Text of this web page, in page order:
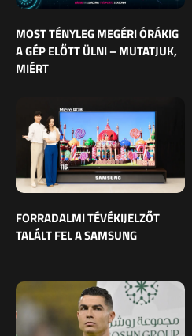
MOST TÉNYLEG MEGÉRI ÓRÁKIG
A GÉP ELŐTT ÜLNI – MUTATJUK,
MIÉRT
FORRADALMI TÉVÉKIJELZŐT
TALÁLT FEL A SAMSUNG